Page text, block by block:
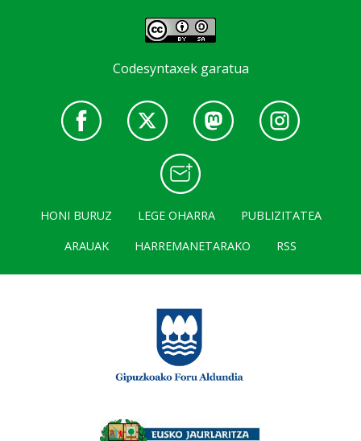
Codesyntaxek garatua
HONI BURUZ LEGE OHARRA
PUBLIZITATEA
ARAUAK
HARREMANETARAKO RSS